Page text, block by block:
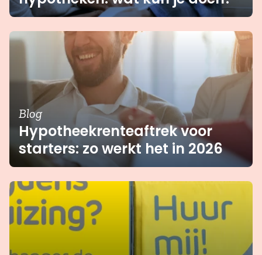
Blog
Hypotheekrenteaftrek voor
starters: zo werkt het in 2026